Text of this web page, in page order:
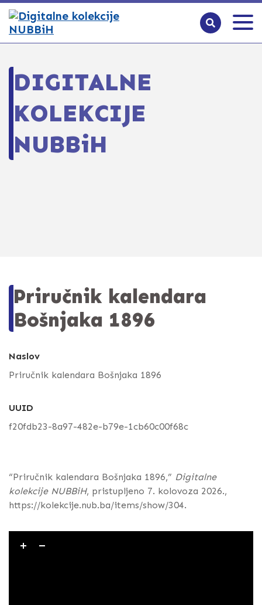
DIGITALNE
KOLEKCIJE
NUBBiH
Priručnik kalendara
Bošnjaka 1896
Naslov
Priručnik kalendara Bošnjaka 1896
UUID
f20fdb23-8a97-482e-b79e-1cb60c00f68c
“Priručnik kalendara Bošnjaka 1896,” Digitalne
kolekcije NUBBiH, pristupljeno 7. kolovoza 2026.,
https://kolekcije.nub.ba/items/show/304.